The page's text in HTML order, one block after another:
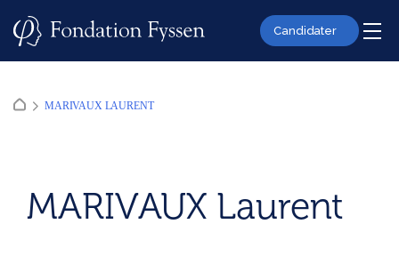
Candidater
MARIVAUX LAURENT
MARIVAUX Laurent